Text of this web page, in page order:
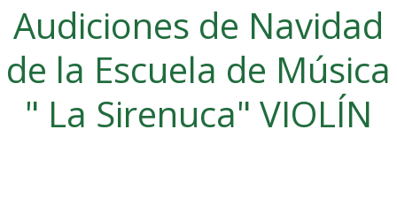
Audiciones de Navidad
de la Escuela de Música
" La Sirenuca" VIOLÍN